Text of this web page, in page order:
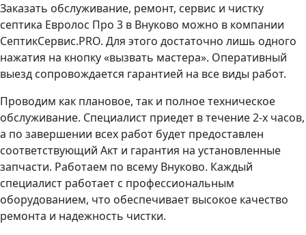
Заказать обслуживание, ремонт, сервис и чистку
септика Евролос Про 3 в Внуково можно в компании
СептикСервис.PRO. Для этого достаточно лишь одного
нажатия на кнопку «вызвать мастера». Оперативный
выезд сопровождается гарантией на все виды работ.
Проводим как плановое, так и полное техническое
обслуживание. Специалист приедет в течение 2-х часов,
а по завершении всех работ будет предоставлен
соответствующий Акт и гарантия на установленные
запчасти. Работаем по всему Внуково. Каждый
специалист работает с профессиональным
оборудованием, что обеспечивает высокое качество
ремонта и надежность чистки.